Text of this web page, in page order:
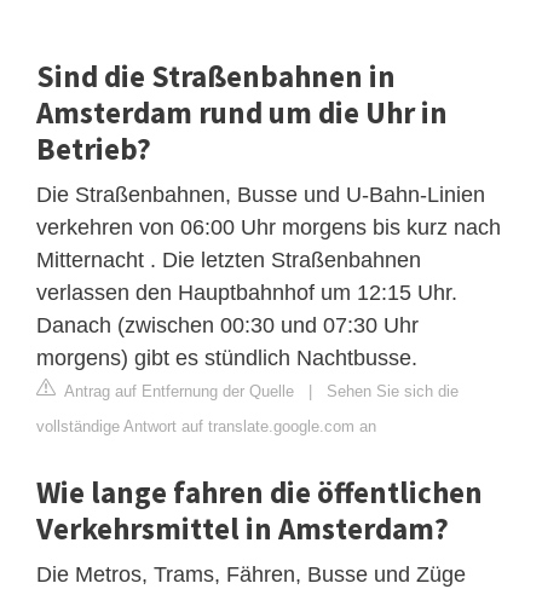
Sind die Straßenbahnen in
Amsterdam rund um die Uhr in
Betrieb?
Die Straßenbahnen, Busse und U-Bahn-Linien
verkehren von 06:00 Uhr morgens bis kurz nach
Mitternacht . Die letzten Straßenbahnen
verlassen den Hauptbahnhof um 12:15 Uhr.
Danach (zwischen 00:30 und 07:30 Uhr
morgens) gibt es stündlich Nachtbusse.
Antrag auf Entfernung der Quelle
Sehen Sie sich die
vollständige Antwort auf translate.google.com an
Wie lange fahren die öffentlichen
Verkehrsmittel in Amsterdam?
Die Metros, Trams, Fähren, Busse und Züge